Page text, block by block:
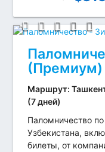
(Премиум)
Маршрут:
(7 дней)
Паломничество
Узбекистана,
билеты, от